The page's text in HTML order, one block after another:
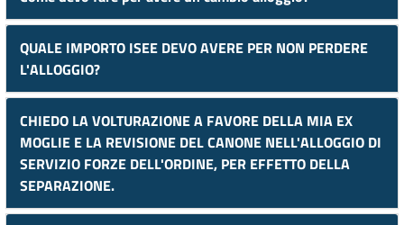
QUALE IMPORTO ISEE DEVO AVERE PER NON PERDERE
L'ALLOGGIO?
CHIEDO LA VOLTURAZIONE A FAVORE DELLA MIA EX
MOGLIE E LA REVISIONE DEL CANONE NELL'ALLOGGIO DI
SERVIZIO FORZE DELL'ORDINE, PER EFFETTO DELLA
SEPARAZIONE.